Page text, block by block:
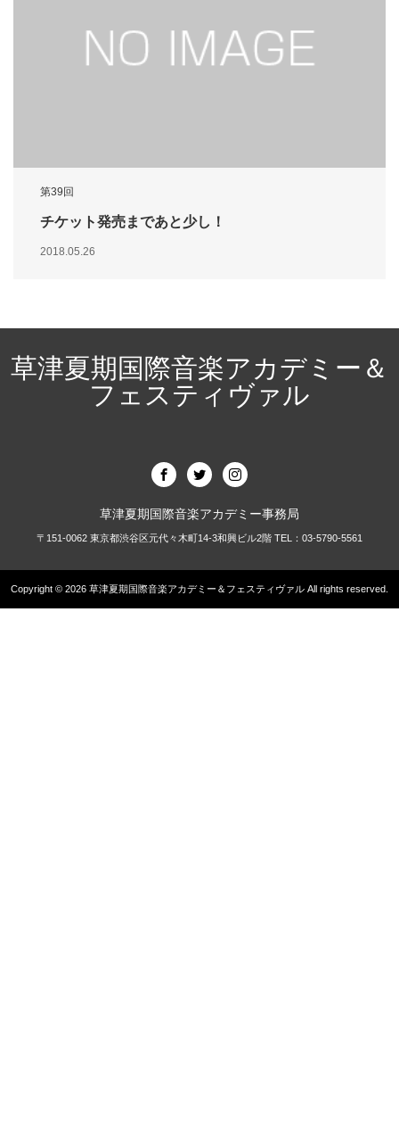
第39回
チケット発売まであと少し！
2018.05.26
草津夏期国際音楽アカデミー＆
フェスティヴァル
草津夏期国際音楽アカデミー事務局
〒151-0062 東京都渋谷区元代々木町14-3和興ビル2階 TEL：03-5790-5561
Copyright © 2026 草津夏期国際音楽アカデミー＆フェスティヴァル All rights reserved.